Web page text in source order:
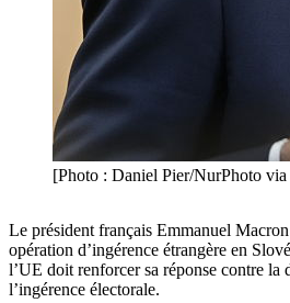
[Photo : Daniel Pier/NurPhoto
Le président français Emmanuel
opération d’ingérence étrangère en
l’UE doit renforcer sa réponse contre la
l’ingérence électorale.